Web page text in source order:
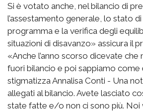
Si è votato anche, nel bilancio di
l’assestamento generale, lo stato
programma e la verifica degli
situazioni di disavanzo» assicura il
«Anche l’anno scorso dicevate che
fuori bilancio e poi sappiamo come
stigmatizza Annalisa Conti - Una
allegati al bilancio. Avete lasciato
state fatte e/o non ci sono più.